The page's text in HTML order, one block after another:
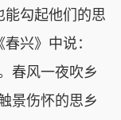
能勾起他们的思
兴》中说：
春风一夜吹乡
景伤怀的思乡